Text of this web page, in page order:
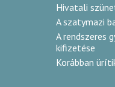
Hivatali
A szatymazi
A rendszeres
kifizetése
Korábban